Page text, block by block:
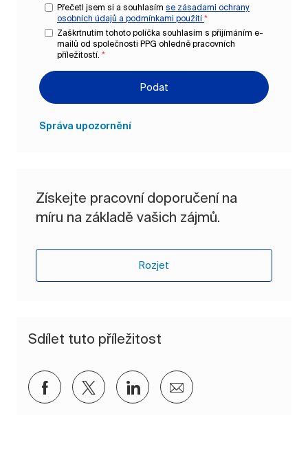
Přečetl jsem si a souhlasím se zásadami ochrany
osobních údajů a podmínkami použití *
Zaškrtnutím tohoto políčka souhlasím s přijímáním e-
mailů od společnosti PPG ohledně pracovních
příležitostí. *
Podat
Správa upozornění
Získejte pracovní doporučení na
míru na základě vašich zájmů.
Rozjet
Sdílet tuto příležitost
Sdílet přes Facebook
Sdílet přes twitter
Sdílet přes LinkedIn
Sdílet e-mailem